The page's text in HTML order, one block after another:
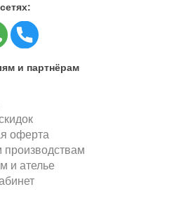
и партнёрам
оферта
и ателье